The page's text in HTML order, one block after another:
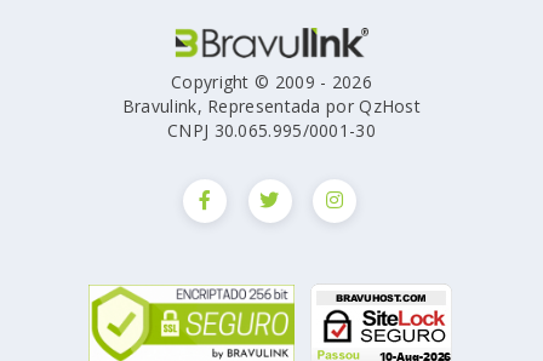
Copyright © 2009 - 2026
Bravulink, Representada por QzHost
CNPJ 30.065.995/0001-30